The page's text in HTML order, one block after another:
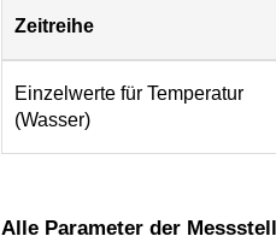
Zeitreihe
Einzelwerte für Temperatur
(Wasser)
Alle Parameter der